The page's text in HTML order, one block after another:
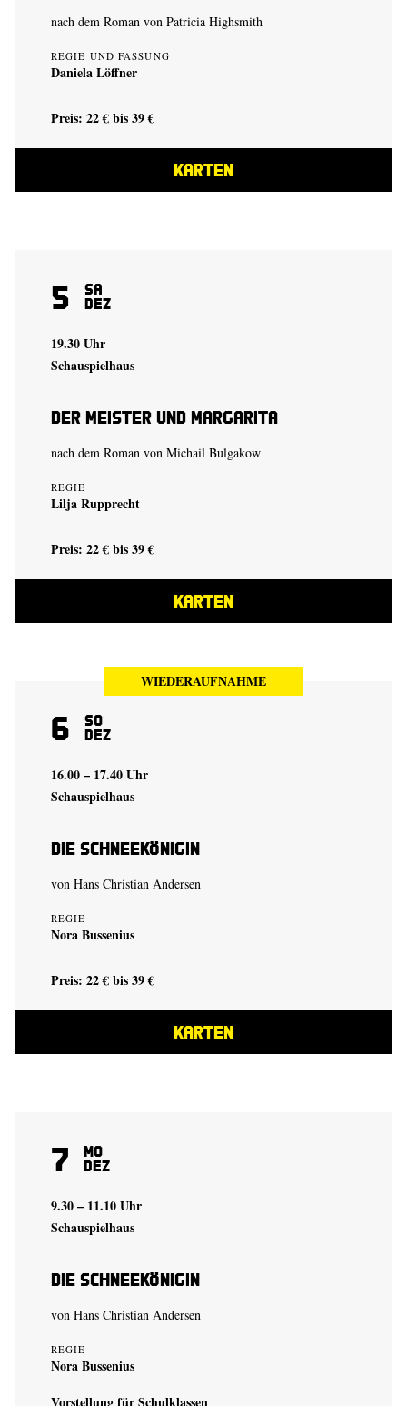
nach dem Roman von Patricia Highsmith
REGIE UND FASSUNG
Daniela Löffner
Preis: 22 € bis 39 €
KARTEN
5 Sa
Dez
19.30 Uhr
Schauspielhaus
Der Meister und Margarita
nach dem Roman von Michail Bulgakow
REGIE
Lilja Rupprecht
Preis: 22 € bis 39 €
KARTEN
WIEDERAUFNAHME
6 So
Dez
16.00 – 17.40 Uhr
Schauspielhaus
Die Schneekönigin
von Hans Christian Andersen
REGIE
Nora Bussenius
Preis: 22 € bis 39 €
KARTEN
7 Mo
Dez
9.30 – 11.10 Uhr
Schauspielhaus
Die Schneekönigin
von Hans Christian Andersen
REGIE
Nora Bussenius
Vorstellung für Schulklassen